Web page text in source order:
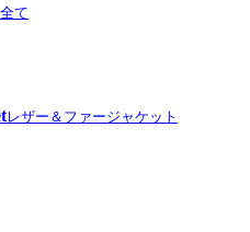
て
レザー＆ファージャケット